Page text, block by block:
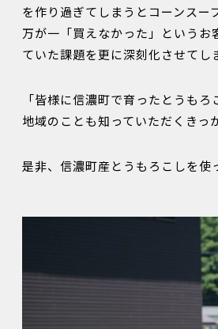
を作り過ぎてしまうとコーンス
万が一「買えなかった」という
ていた課題を更に深刻化させて
「皆様に信濃町で育ったとうも
地域のことも知っていただくき
是非、信濃町産とうもろこしを